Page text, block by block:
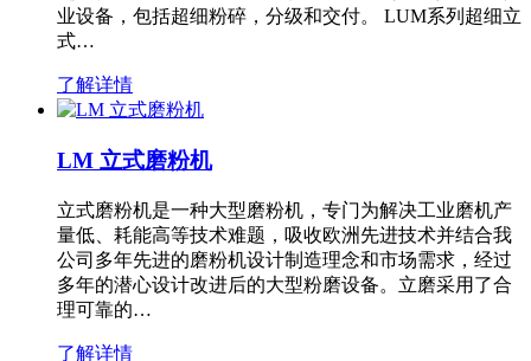
业设备，包括超细粉碎，分级和交付。 LUM系列超细立
式…
了解详情
LM 立式磨粉机
立式磨粉机是一种大型磨粉机，专门为解决工业磨机产
量低、耗能高等技术难题，吸收欧洲先进技术并结合我
公司多年先进的磨粉机设计制造理念和市场需求，经过
多年的潜心设计改进后的大型粉磨设备。立磨采用了合
理可靠的…
了解详情